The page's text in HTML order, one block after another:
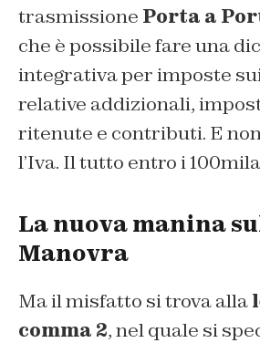
trasmissione Porta a
che è possibile fare una
integrativa per imposte
relative addizionali,
ritenute e contributi. E
l’Iva. Il tutto entro i
La nuova manina
Manovra
Ma il misfatto si trova alla
comma 2, nel quale si